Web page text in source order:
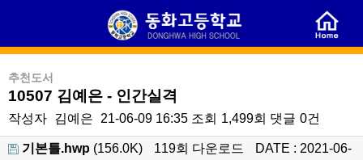
추천도서
10507 김예은 - 인간실격
작성자 김예은 21-06-09 16:35 조회 1,499회 댓글 0건
기본틀.hwp (156.0K) 119회 다운로드
DATE : 2021-06-